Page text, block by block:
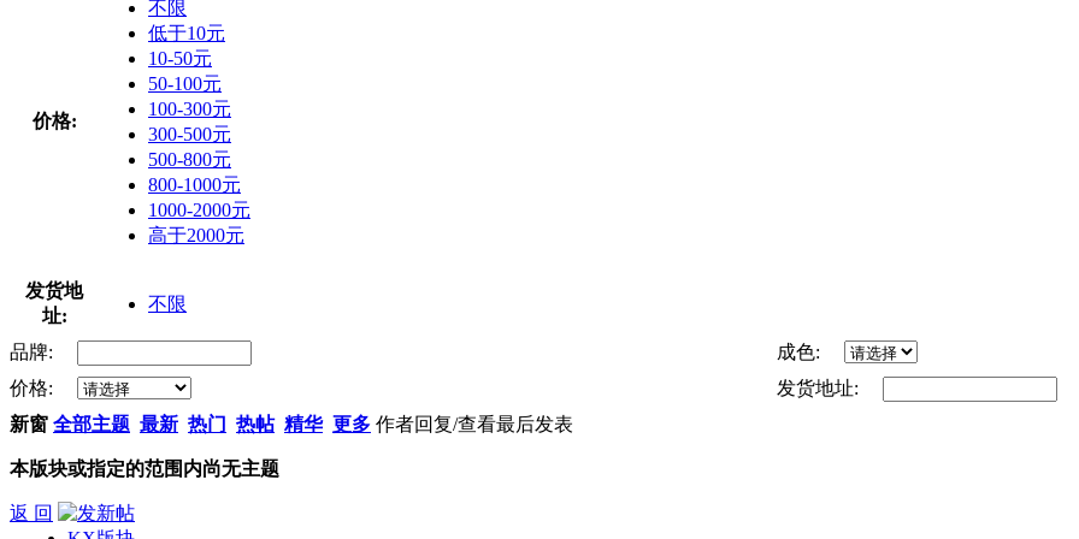
价格:
不限
低于10元
10-50元
50-100元
100-300元
300-500元
500-800元
800-1000元
1000-2000元
高于2000元
发货地
址:
不限
品牌:
成色:
价格:
发货地址:
新窗 全部主题 最新 热门 热帖 精华 更多 作者回复/查看最后发表
本版块或指定的范围内尚无主题
返 回